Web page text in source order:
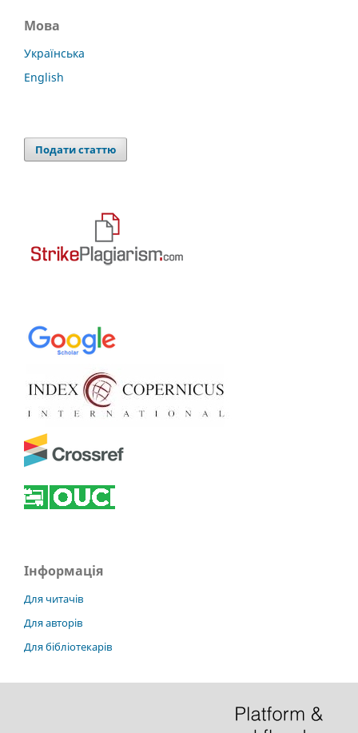
Мова
Українська
English
Подати статтю
Інформація
Для читачів
Для авторів
Для бібліотекарів